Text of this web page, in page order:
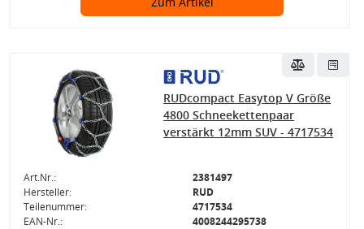
RUDcompact Easytop V Größe
4800 Schneekettenpaar
verstärkt 12mm SUV - 4717534
Art.Nr.:
2381497
Hersteller:
RUD
Teilenummer:
4717534
EAN-Nr.:
4008244295738